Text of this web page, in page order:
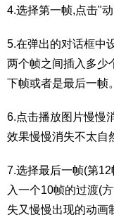
4.选择第一帧,点击"
5.在弹出的对话框中
两个帧之间插入多少
下帧或者是最后一帧。
6.点击播放图片慢慢
效果慢慢消失不太自
7.选择最后一帧(第
入一个10帧的过渡(
失又慢慢出现的动画